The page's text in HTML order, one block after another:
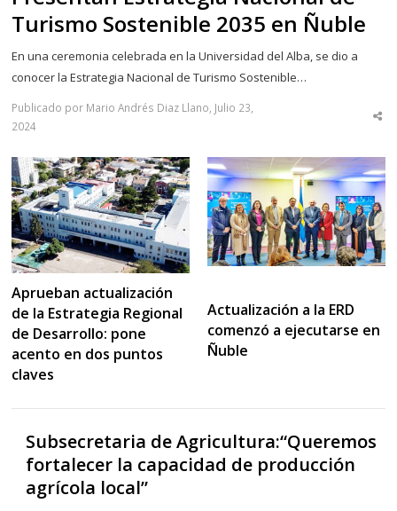
Turismo Sostenible 2035 en Ñuble
En una ceremonia celebrada en la Universidad del Alba, se dio a
conocer la Estrategia Nacional de Turismo Sostenible…
Publicado por Mario Andrés Diaz Llano, Julio 23,
2024
Aprueban actualización
de la Estrategia Regional
de Desarrollo: pone
acento en dos puntos
claves
Actualización a la ERD
comenzó a ejecutarse en
Ñuble
Subsecretaria de Agricultura:“Queremos
fortalecer la capacidad de producción
agrícola local”